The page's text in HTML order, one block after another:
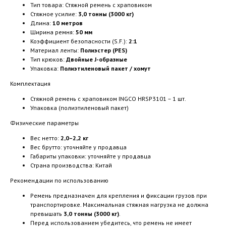
Тип товара: Стяжной ремень с храповиком
Стяжное усилие: 3,0 тонны (3000 кг)
Длина: 10 метров
Ширина ремня: 50 мм
Коэффициент безопасности (S.F.): 2:1
Материал ленты: Полиэстер (PES)
Тип крюков: Двойные J-образные
Упаковка: Полиэтиленовый пакет / хомут
Комплектация
Стяжной ремень с храповиком INGCO HRSP3101 – 1 шт.
Упаковка (полиэтиленовый пакет)
Физические параметры
Вес нетто: 2,0–2,2 кг
Вес брутто: уточняйте у продавца
Габариты упаковки: уточняйте у продавца
Страна производства: Китай
Рекомендации по использованию
Ремень предназначен для крепления и фиксации грузов при
транспортировке. Максимальная стяжная нагрузка не должна
превышать 3,0 тонны (3000 кг).
Перед использованием убедитесь, что ремень не имеет